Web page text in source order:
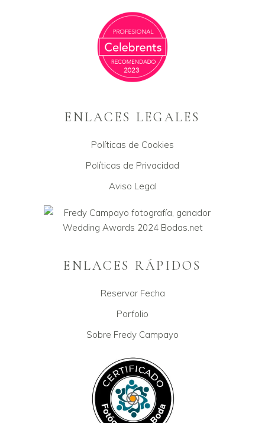
ENLACES LEGALES
Políticas de Cookies
Políticas de Privacidad
Aviso Legal
ENLACES RÁPIDOS
Reservar Fecha
Porfolio
Sobre Fredy Campayo